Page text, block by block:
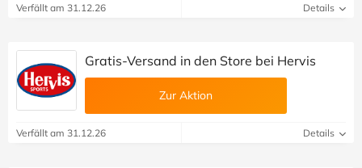
Verfällt am 31.12.26 Details
Gratis-Versand in den Store bei Hervis
Zur Aktion
Verfällt am 31.12.26 Details